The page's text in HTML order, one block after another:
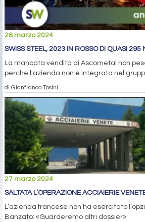
28 marzo 2024
SWISS STEEL, 2023 IN ROSSO DI QUASI 295
La mancata vendita di Ascometal non
perché l'azienda non è integrata nel
di Gianfranco Tosini
27 marzo 2024
SALTATA L’OPERAZIONE ACCIAIERIE
L’azienda francese non ha esercitato
Banzato: «Guarderemo altri dossier»